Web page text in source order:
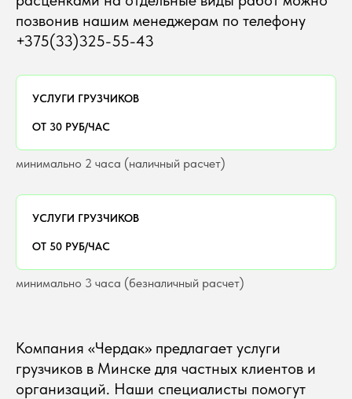
позвонив нашим менеджерам по телефону
+375(33)325-55-43
УСЛУГИ ГРУЗЧИКОВ
ОТ 30 РУБ/ЧАС
минимально 2 часа (наличный расчет)
УСЛУГИ ГРУЗЧИКОВ
ОТ 50 РУБ/ЧАС
минимально 3 часа (безналичный расчет)
Компания «Чердак» предлагает услуги
грузчиков в Минске для частных клиентов и
организаций. Наши специалисты помогут